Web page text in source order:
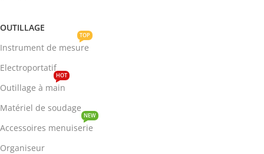
OUTILLAGE
Instrument de mesure
TOP
Electroportatif
Outillage à main
HOT
Matériel de soudage
Accessoires menuiserie
NEW
Organiseur